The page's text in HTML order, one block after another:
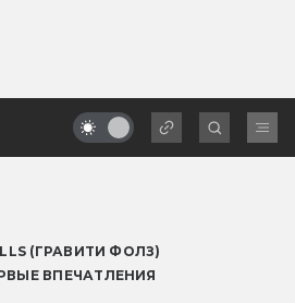
(ГРАВИТИ ФОЛЗ)
ВПЕЧАТЛЕНИЯ